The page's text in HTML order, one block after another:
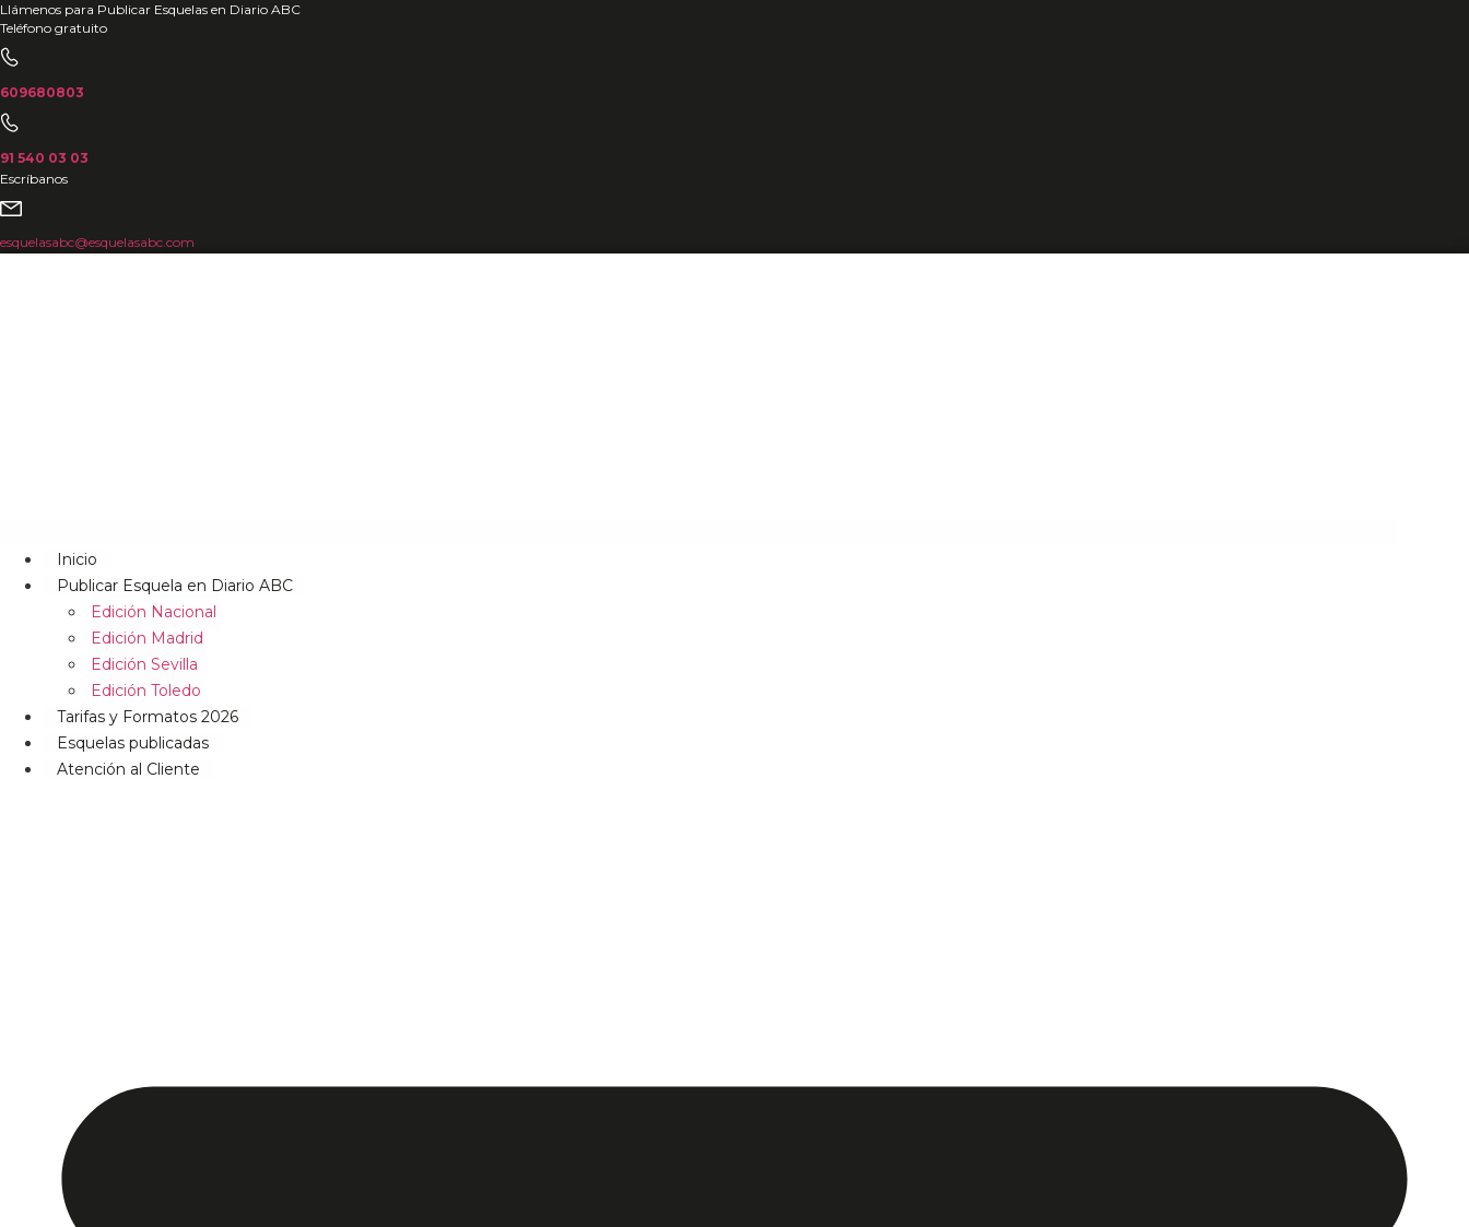
Ir
al
contenido
Llámenos para Publicar Esquelas en Diario ABC
Teléfono gratuito
609680803
91 540 03 03
Escríbanos
esquelasabc@esquelasabc.com
Inicio
Publicar Esquela en Diario ABC
Edición Nacional
Edición Madrid
Edición Sevilla
Edición Toledo
Tarifas y Formatos 2026
Esquelas publicadas
Atención al Cliente